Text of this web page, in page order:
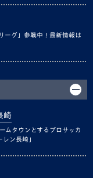
ーグ」参戦中！最新情報は
崎
ムタウンとするプロサッカ
ン長崎」